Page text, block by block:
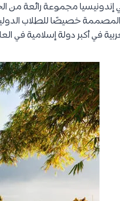
مجموعة رائعة من
المصممة خصيصًا للطلاب
في أكبر دولة إسلامية في